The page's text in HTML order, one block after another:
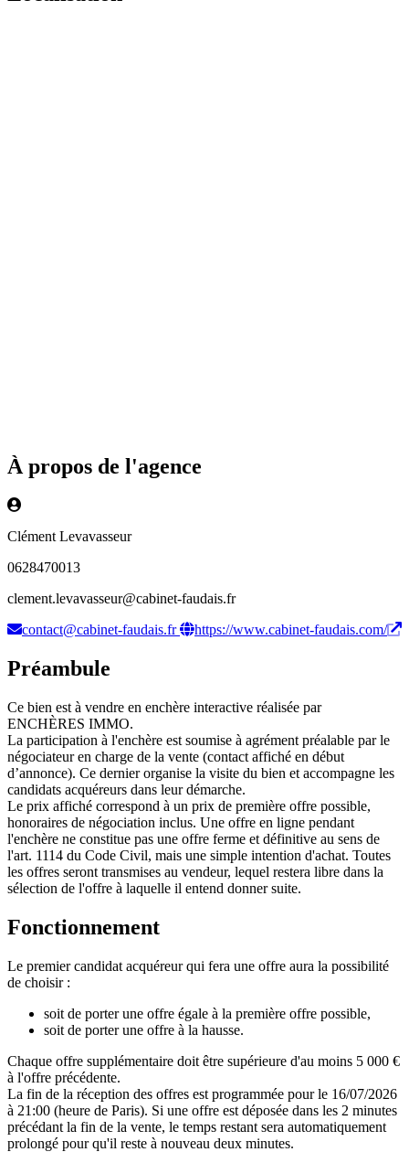
À propos de l'agence
Clément Levavasseur
0628470013
clement.levavasseur@cabinet-faudais.fr
contact@cabinet-faudais.fr
https://www.cabinet-faudais.com/
Préambule
Ce bien est à vendre en enchère interactive réalisée par
ENCHÈRES IMMO.
La participation à l'enchère est soumise à agrément préalable par le
négociateur en charge de la vente (contact affiché en début
d’annonce). Ce dernier organise la visite du bien et accompagne les
candidats acquéreurs dans leur démarche.
Le prix affiché correspond à un prix de première offre possible,
honoraires de négociation inclus. Une offre en ligne pendant
l'enchère ne constitue pas une offre ferme et définitive au sens de
l'art. 1114 du Code Civil, mais une simple intention d'achat. Toutes
les offres seront transmises au vendeur, lequel restera libre dans la
sélection de l'offre à laquelle il entend donner suite.
Fonctionnement
Le premier candidat acquéreur qui fera une offre aura la possibilité
de choisir :
soit de porter une offre égale à la première offre possible,
soit de porter une offre à la hausse.
Chaque offre supplémentaire doit être supérieure d'au moins 5 000 €
à l'offre précédente.
La fin de la réception des offres est programmée pour le 16/07/2026
à 21:00 (heure de Paris). Si une offre est déposée dans les 2 minutes
précédant la fin de la vente, le temps restant sera automatiquement
prolongé pour qu'il reste à nouveau deux minutes.